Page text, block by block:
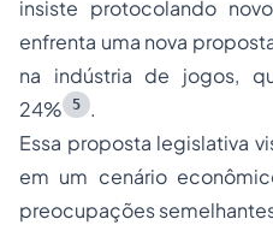
insiste protocolando
enfrenta uma nova
na indústria de jogos,
24%
5
.
Essa proposta legislativa
em um cenário
preocupações